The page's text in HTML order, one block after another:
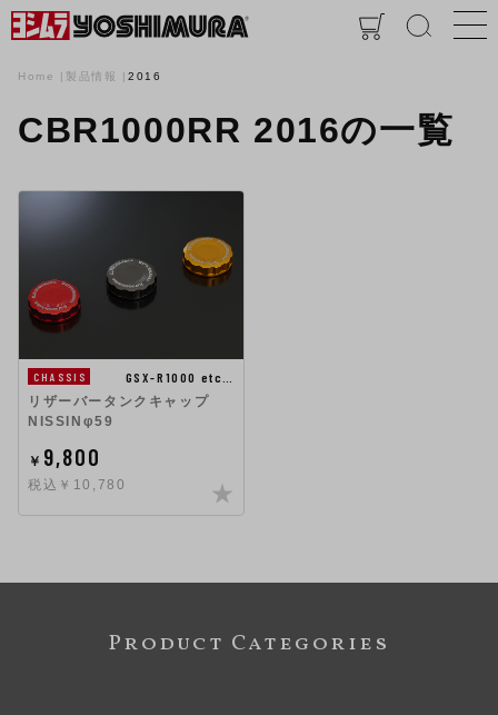
Home 製品情報 2016
CBR1000RR 2016の一覧
CHASSIS
GSX-R1000 etc…
リザーバータンクキャップ
NISSINφ59
￥ 9,800
税込￥10,780
Product Categories